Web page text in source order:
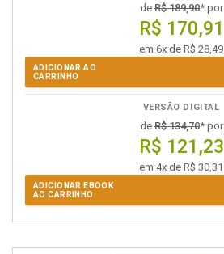
deR$ 189,90* por
R$ 170,91
em 6x de R$ 28,49
ADICIONAR AO
CARRINHO
VERSÃO DIGITAL
deR$ 134,70* por
R$ 121,23
em 4x de R$ 30,31
ADICIONAR EBOOK
AO CARRINHO